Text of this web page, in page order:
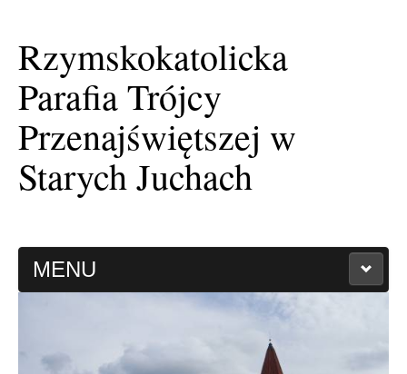
Rzymskokatolicka
Parafia Trójcy
Przenajświętszej w
Starych Juchach
MENU
KAPLICA FILIALNA